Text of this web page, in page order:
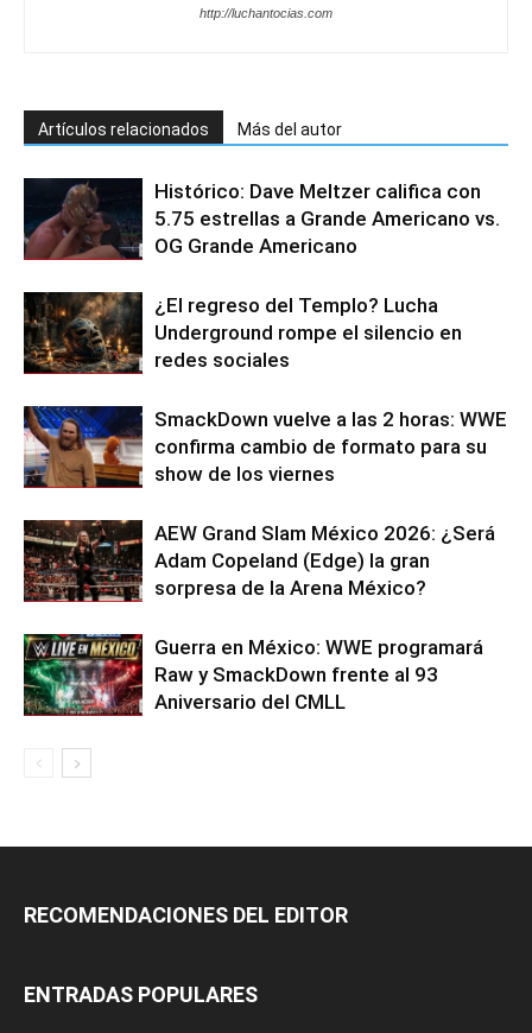
http://luchantocias.com
Artículos relacionados Más del autor
Histórico: Dave Meltzer califica con
5.75 estrellas a Grande Americano vs.
OG Grande Americano
¿El regreso del Templo? Lucha
Underground rompe el silencio en
redes sociales
SmackDown vuelve a las 2 horas: WWE
confirma cambio de formato para su
show de los viernes
AEW Grand Slam México 2026: ¿Será
Adam Copeland (Edge) la gran
sorpresa de la Arena México?
Guerra en México: WWE programará
Raw y SmackDown frente al 93
Aniversario del CMLL
RECOMENDACIONES DEL EDITOR
ENTRADAS POPULARES